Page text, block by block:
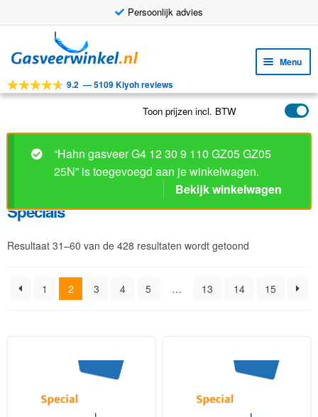
Persoonlijk advies
door
navigatie
naar
inhoud
Menu
Tools
Toepassingen
Klantenservice
9.2 —5109 Kiyoh reviews
Toon prijzen incl. BTW
“Hahn gasveer G4 12 30 9 110 GZ05 GZ05
25N” is toegevoegd aan je winkelwagen.
Bekijk winkelwagen
Specials
Resultaat 31–60 van de 428 resultaten wordt getoond
1 2 3 4 5 … 13 14 15